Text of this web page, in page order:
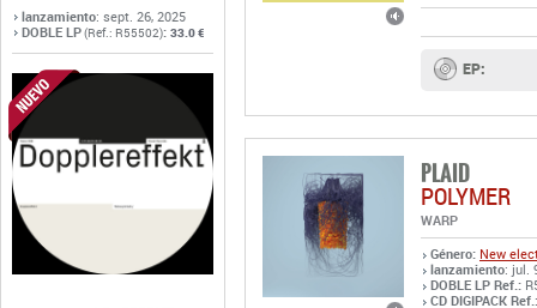
lanzamiento: sept. 26, 2025
DOBLE LP(Ref.: R55502): 33.0 €
EP:
PLAID
POLYMER
WARP
Género: New
lanzamiento: jul.
DOBLE LP Ref.:
CD DIGIPACK Ref.: